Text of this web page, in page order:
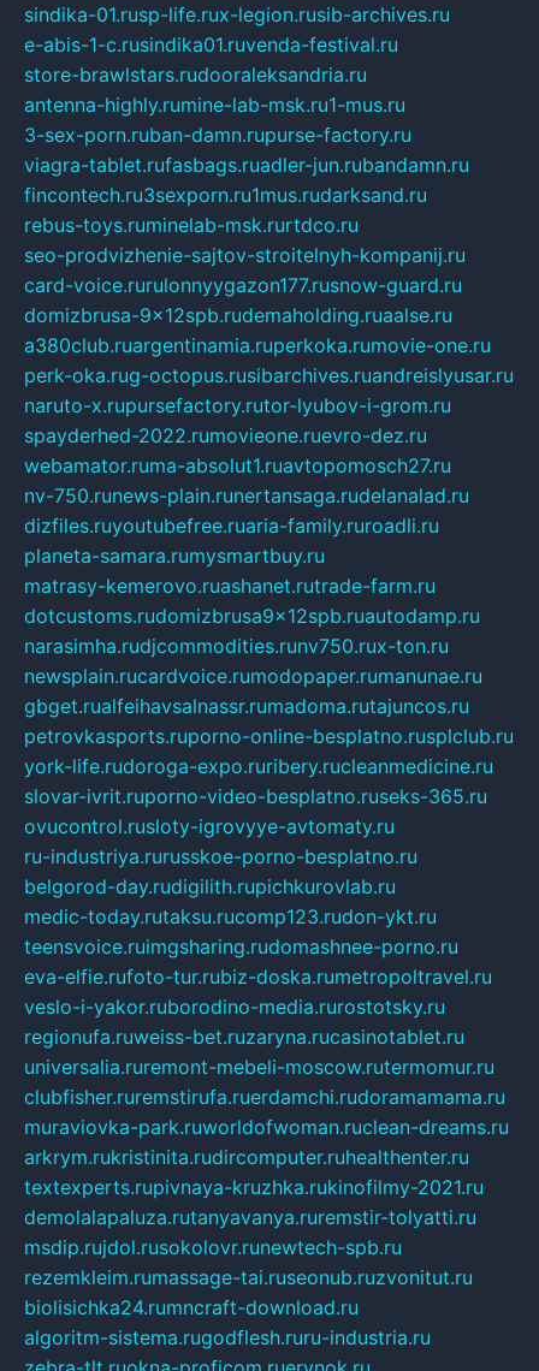
sindika-01.rusp-life.rux-legion.rusib-archives.ru
e-abis-1-c.rusindika01.ruvenda-festival.ru
store-brawlstars.rudooraleksandria.ru
antenna-highly.rumine-lab-msk.ru1-mus.ru
3-sex-porn.ruban-damn.rupurse-factory.ru
viagra-tablet.rufasbags.ruadler-jun.rubandamn.ru
fincontech.ru3sexporn.ru1mus.rudarksand.ru
rebus-toys.ruminelab-msk.rurtdco.ru
seo-prodvizhenie-sajtov-stroitelnyh-kompanij.ru
card-voice.rurulonnyygazon177.rusnow-guard.ru
domizbrusa-9x12spb.rudemaholding.ruaalse.ru
a380club.ruargentinamia.ruperkoka.rumovie-one.ru
perk-oka.rug-octopus.rusibarchives.ruandreislyusar.ru
naruto-x.rupursefactory.rutor-lyubov-i-grom.ru
spayderhed-2022.rumovieone.ruevro-dez.ru
webamator.ruma-absolut1.ruavtopomosch27.ru
nv-750.runews-plain.runertansaga.rudelanalad.ru
dizfiles.ruyoutubefree.ruaria-family.ruroadli.ru
planeta-samara.rumysmartbuy.ru
matrasy-kemerovo.ruashanet.rutrade-farm.ru
dotcustoms.rudomizbrusa9x12spb.ruautodamp.ru
narasimha.rudjcommodities.runv750.rux-ton.ru
newsplain.rucardvoice.rumodopaper.rumanunae.ru
gbget.rualfeihavsalnassr.rumadoma.rutajuncos.ru
petrovkasports.ruporno-online-besplatno.rusplclub.ru
york-life.rudoroga-expo.ruribery.rucleanmedicine.ru
slovar-ivrit.ruporno-video-besplatno.ruseks-365.ru
ovucontrol.rusloty-igrovyye-avtomaty.ru
ru-industriya.rurusskoe-porno-besplatno.ru
belgorod-day.rudigilith.rupichkurovlab.ru
medic-today.rutaksu.rucomp123.rudon-ykt.ru
teensvoice.ruimgsharing.rudomashnee-porno.ru
eva-elfie.rufoto-tur.rubiz-doska.rumetropoltravel.ru
veslo-i-yakor.ruborodino-media.rurostotsky.ru
regionufa.ruweiss-bet.ruzaryna.rucasinotablet.ru
universalia.ruremont-mebeli-moscow.rutermomur.ru
clubfisher.ruremstirufa.ruerdamchi.rudoramamama.ru
muraviovka-park.ruworldofwoman.ruclean-dreams.ru
arkrym.rukristinita.rudircomputer.ruhealthenter.ru
textexperts.rupivnaya-kruzhka.rukinofilmy-2021.ru
demolalapaluza.rutanyavanya.ruremstir-tolyatti.ru
msdip.rujdol.rusokolovr.runewtech-spb.ru
rezemkleim.rumassage-tai.ruseonub.ruzvonitut.ru
biolisichka24.rumncraft-download.ru
algoritm-sistema.rugodflesh.ruru-industria.ru